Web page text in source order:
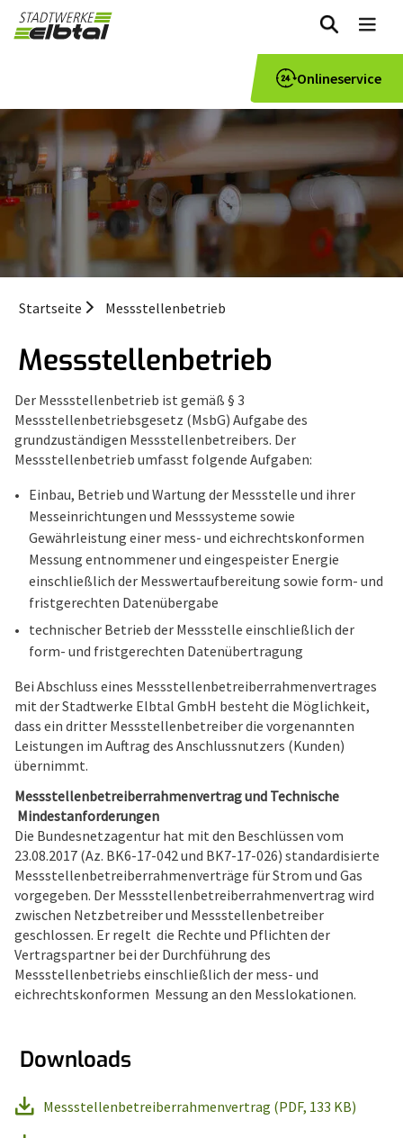
zum
Inhalt
Onlineservice
Startseite Messstellenbetrieb
Messstellenbetrieb
Der Messstellenbetrieb ist gemäß § 3
Messstellenbetriebsgesetz (MsbG) Aufgabe des
grundzuständigen Messstellenbetreibers. Der
Messstellenbetrieb umfasst folgende Aufgaben:
Einbau, Betrieb und Wartung der Messstelle und ihrer
Messeinrichtungen und Messsysteme sowie
Gewährleistung einer mess- und eichrechtskonformen
Messung entnommener und eingespeister Energie
einschließlich der Messwertaufbereitung sowie form- und
fristgerechten Datenübergabe
technischer Betrieb der Messstelle einschließlich der
form- und fristgerechten Datenübertragung
Bei Abschluss eines Messstellenbetreiberrahmenvertrages
mit der Stadtwerke Elbtal GmbH besteht die Möglichkeit,
dass ein dritter Messstellenbetreiber die vorgenannten
Leistungen im Auftrag des Anschlussnutzers (Kunden)
übernimmt.
Messstellenbetreiberrahmenvertrag und Technische
Mindestanforderungen
Die Bundesnetzagentur hat mit den Beschlüssen vom
23.08.2017 (Az. BK6-17-042 und BK7-17-026) standardisierte
Messstellenbetreiberrahmenverträge für Strom und Gas
vorgegeben. Der Messstellenbetreiberrahmenvertrag wird
zwischen Netzbetreiber und Messstellenbetreiber
geschlossen. Er regelt die Rechte und Pflichten der
Vertragspartner bei der Durchführung des
Messstellenbetriebs einschließlich der mess- und
eichrechtskonformen Messung an den Messlokationen.
Downloads
Messstellenbetreiberrahmenvertrag (PDF, 133 KB)